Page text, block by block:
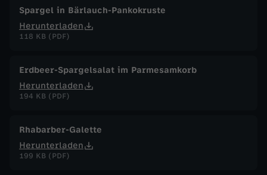
Spargel in Bärlauch-Pankokruste
Herunterladen
118 KB (PDF)
Erdbeer-Spargelsalat im Parmesamkorb
Herunterladen
194 KB (PDF)
Rhabarber-Galette
Herunterladen
199 KB (PDF)